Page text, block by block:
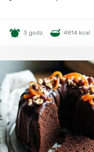
3 godz. 4814 kcal